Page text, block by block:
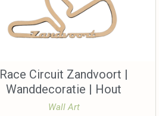
Race Circuit Zandvoort |
Wanddecoratie | Hout
Wall Art